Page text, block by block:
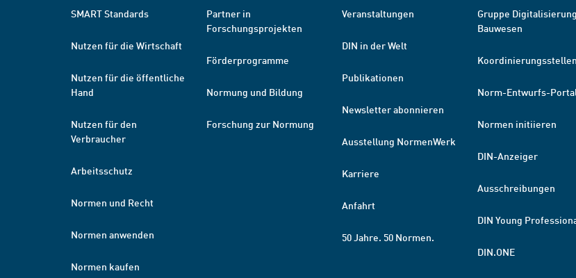
SMART Standards
Nutzen für die Wirtschaft
Nutzen für die öffentliche
Hand
Nutzen für den
Verbraucher
Arbeitsschutz
Normen und Recht
Normen anwenden
Normen kaufen
Partner in
Forschungsprojekten
Förderprogramme
Normung und Bildung
Forschung zur Normung
Veranstaltungen
DIN in der Welt
Publikationen
Newsletter abonnieren
Ausstellung NormenWerk
Karriere
Anfahrt
50 Jahre. 50 Normen.
Gruppe
Bauwesen
Koordinierungsstellen
Norm-Entwurfs-Portal
Normen initiieren
DIN-Anzeiger
Ausschreibungen
DIN Young
DIN.ONE